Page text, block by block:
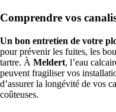
Comprendre vos
Un bon entretien de votre
pour prévenir les fuites, les
tartre. À Meldert, l’eau
peuvent fragiliser vos
d’assurer la longévité de vos
coûteuses.